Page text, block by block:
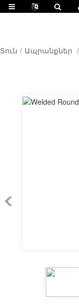
Տուն
Ապրանքներ